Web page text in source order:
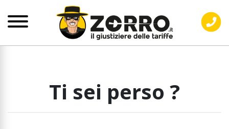
Ti sei perso ?